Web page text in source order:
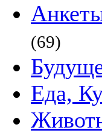
(69)
Еда,